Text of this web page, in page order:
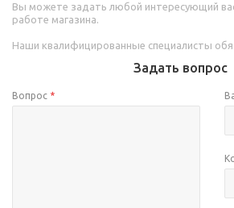
Вы можете задать любой интересующий
работе магазина.
Наши квалифицированные специалисты
Задать вопрос
Вопрос *